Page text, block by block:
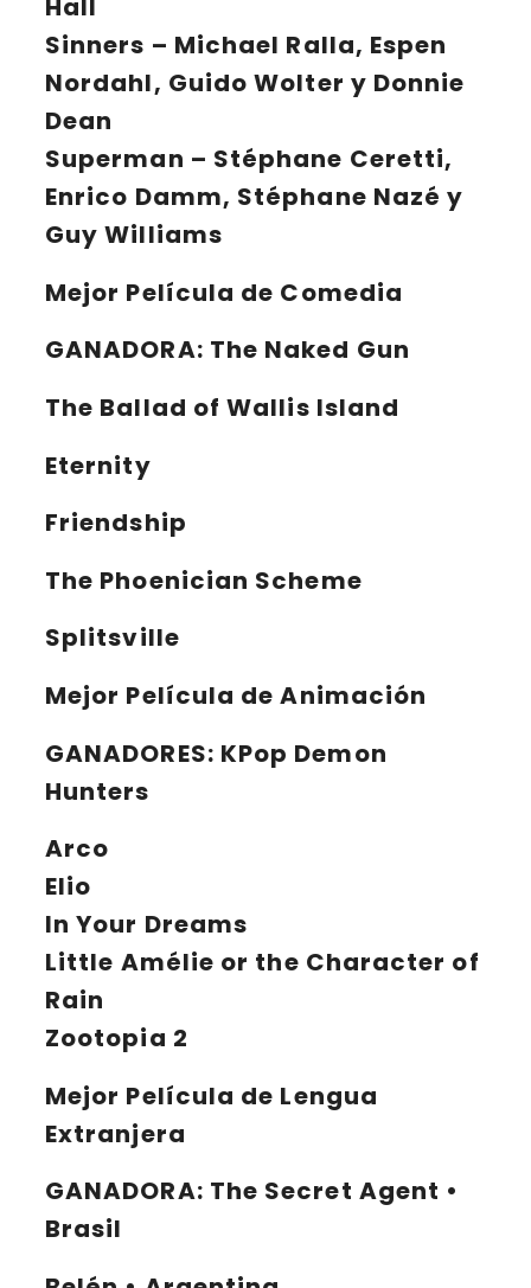
Hall
Sinners – Michael Ralla, Espen
Nordahl, Guido Wolter y Donnie
Dean
Superman – Stéphane Ceretti,
Enrico Damm, Stéphane Nazé y
Guy Williams
Mejor Película de Comedia
GANADORA: The Naked Gun
The Ballad of Wallis Island
Eternity
Friendship
The Phoenician Scheme
Splitsville
Mejor Película de Animación
GANADORES: KPop Demon
Hunters
Arco
Elio
In Your Dreams
Little Amélie or the Character of
Rain
Zootopia 2
Mejor Película de Lengua
Extranjera
GANADORA: The Secret Agent •
Brasil